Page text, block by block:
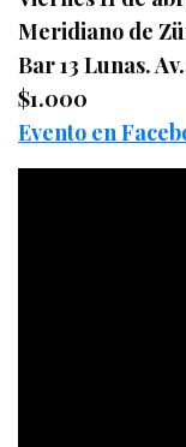
Meridiano de
Bar 13 Lunas.
$1.000
Evento en